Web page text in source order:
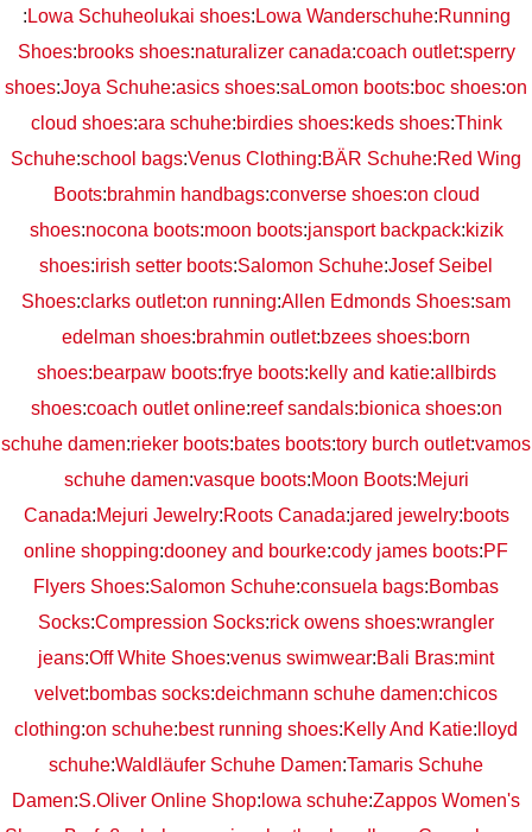
: Lowa Schuheolukai shoes: Lowa Wanderschuhe:Running
Shoes:brooks shoes:naturalizer canada:coach outlet:sperry
shoes:Joya Schuhe:asics shoes:saLomon boots:boc shoes:on
cloud shoes:ara schuhe:birdies shoes:keds shoes:Think
Schuhe:school bags:Venus Clothing:BÄR Schuhe:Red Wing
Boots:brahmin handbags:converse shoes:on cloud
shoes:nocona boots:moon boots:jansport backpack:kizik
shoes:irish setter boots:Salomon Schuhe:Josef Seibel
Shoes:clarks outlet:on running:Allen Edmonds Shoes:sam
edelman shoes:brahmin outlet:bzees shoes:born
shoes:bearpaw boots:frye boots:kelly and katie:allbirds
shoes:coach outlet online:reef sandals:bionica shoes:on
schuhe damen:rieker boots:bates boots:tory burch outlet:vamos
schuhe damen:vasque boots:Moon Boots:Mejuri
Canada:Mejuri Jewelry:Roots Canada:jared jewelry:boots
online shopping:dooney and bourke:cody james boots:PF
Flyers Shoes:Salomon Schuhe:consuela bags:Bombas
Socks:Compression Socks:rick owens shoes:wrangler
jeans:Off White Shoes:venus swimwear:Bali Bras:mint
velvet:bombas socks:deichmann schuhe damen:chicos
clothing:on schuhe:best running shoes:Kelly And Katie: lloyd
schuhe:Waldläufer Schuhe Damen:Tamaris Schuhe
Damen:S.Oliver Online Shop: lowa schuhe:Zappos Women's